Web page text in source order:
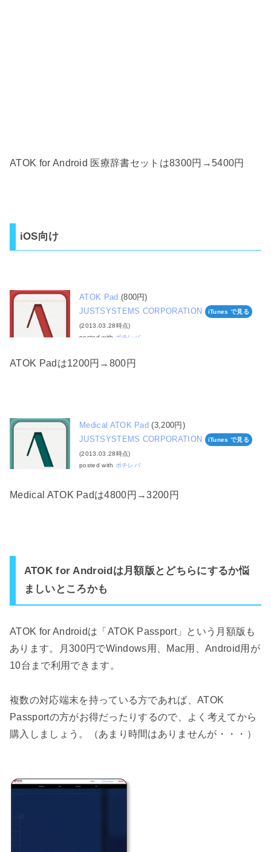
ATOK for Android 医療辞書セットは8300円→5400円
iOS向け
ATOK Pad (800円)
JUSTSYSTEMS CORPORATION
iTunes で見る
(2013.03.28時点)
posted with ポチレバ
ATOK Padは1200円→800円
Medical ATOK Pad (3,200円)
JUSTSYSTEMS CORPORATION
iTunes で見る
(2013.03.28時点)
posted with ポチレバ
Medical ATOK Padは4800円→3200円
ATOK for Androidは月額版とどちらにするか悩
ましいところかも
ATOK for Androidは「ATOK Passport」という月額版も
あります。月300円でWindows用、Mac用、Android用が
10台まで利用できます。
複数の対応端末を持っている方であれば、ATOK
Passportの方がお得だったりするので、よく考えてから
購入しましょう。（あまり時間はありませんが・・・）